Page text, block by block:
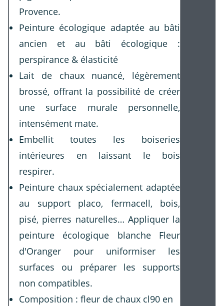
Provence.
Peinture écologique adaptée au bâti
ancien et au bâti écologique :
perspirance & élasticité
Lait de chaux nuancé, légèrement
brossé, offrant la possibilité de créer
une surface murale personnelle,
intensément mate.
Embellit toutes les boiseries
intérieures en laissant le bois
respirer.
Peinture chaux spécialement adaptée
au support placo, fermacell, bois,
pisé, pierres naturelles… Appliquer la
peinture écologique blanche Fleur
d'Oranger pour uniformiser les
surfaces ou préparer les supports
non compatibles.
Composition : fleur de chaux cl90 en